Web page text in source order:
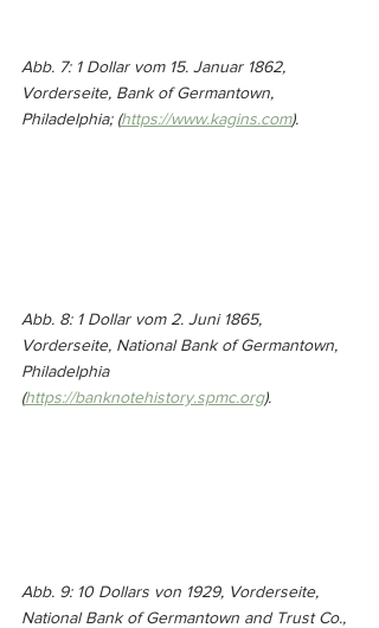
Abb. 7: 1 Dollar vom 15. Januar 1862,
Vorderseite, Bank of Germantown,
Philadelphia; (https://www.kagins.com).
Abb. 8: 1 Dollar vom 2. Juni 1865,
Vorderseite, National Bank of Germantown,
Philadelphia
(https://banknotehistory.spmc.org).
Abb. 9: 10 Dollars von 1929, Vorderseite,
National Bank of Germantown and Trust Co.,